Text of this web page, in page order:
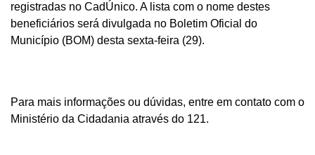
registradas no CadÚnico. A lista com o nome destes
beneficiários será divulgada no Boletim Oficial do
Município (BOM) desta sexta-feira (29).
Para mais informações ou dúvidas, entre em contato com o
Ministério da Cidadania através do 121.